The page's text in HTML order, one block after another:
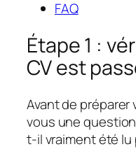
FAQ
Étape 1 :
CV est
Avant de
vous une
t-il vraiment été lu